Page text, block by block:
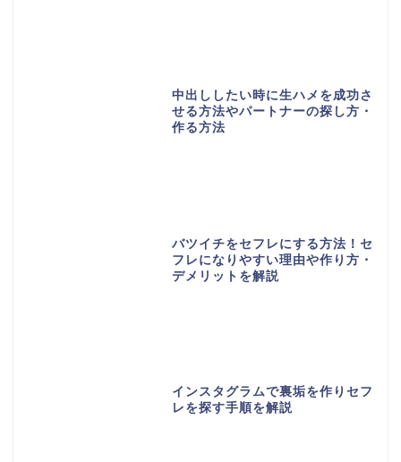
中出ししたい時に生ハメを成功さ
せる方法やパートナーの探し方・
作る方法
バツイチをセフレにする方法！セ
フレになりやすい理由や作り方・
デメリットを解説
インスタグラムで裏垢を作りセフ
レを探す手順を解説